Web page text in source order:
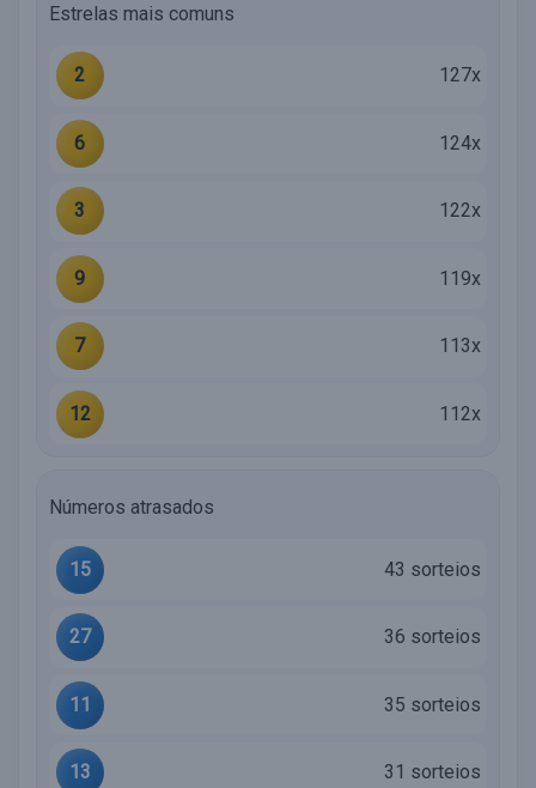
Estrelas mais comuns
2 127x
6 124x
3 122x
9 119x
7 113x
12 112x
Números atrasados
15 43 sorteios
27 36 sorteios
11 35 sorteios
13 31 sorteios